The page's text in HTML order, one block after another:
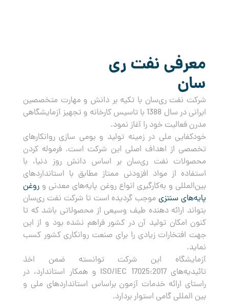
معرفی نفت ری
سان
شرکت نفت ری‌سان با تکیه بر دانش و مهارت متخصصین
ایرانی در سال 1388 با تاسیس کارخانه و تجهیز آزمایشگاهی
مدرن فعالیت خود را آغاز نمود.
خودکفایی ملی در زمینه تولید و بومی سازی روانکارهای
تخصصی از اهداف اصلی این شرکت است. فرموله کردن
محصولات نفت ری‌سان بر اساس دانش روز دنیا، با
استفاده از مواد افزودنی ممتاز مطابق با استانداردهای
بین‌المللی و به‌کارگیری انواع روغن پایه‌های معدنی وروغن
پایه‌های سنتزیموجب گردیده است تا شرکت نفت ری‌سان
بتواند ارائه دهنده طیف وسیعی از محصولاتی باشد که تا
کنون امکان تولید آن در کشور فراهم نشده بود و از این
جهت افتخارات زیادی را برای صنعت روانکاری کشور کسب
نماید.
آزمایشگاه این شرکت توانسته ضمن اخذ
تائیدیه‌های ISO/IEC 17025:2017 و همکار استاندارد، در
راستای ارائه خدمات آزمون براساس استانداردهای ملی و
بین المللی گامی استوار بردارد.